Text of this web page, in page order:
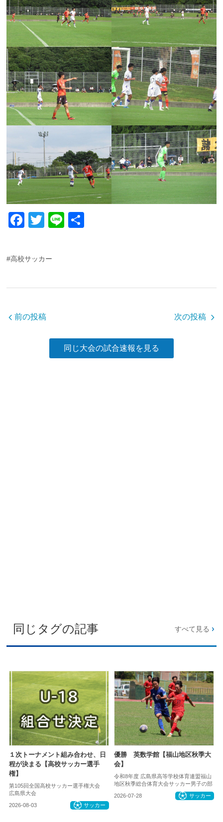
F
c
e
b
o
T
Li
#高校サッカー
前の投稿 次の投稿
同じ大会の試合速報を見る
同じタグの記事 すべて見る
１次トーナメント組み合わせ、日
程が決まる【高校サッカー選手
権】
第105回全国高校サッカー選手権大会
広島県大会
2026-08-03 サッカー
優勝 英数学館【福山地区秋季大
会】
令和8年度 広島県高等学校体育連盟福山
地区秋季総合体育大会サッカー男子の部
2026-07-28 サッカー